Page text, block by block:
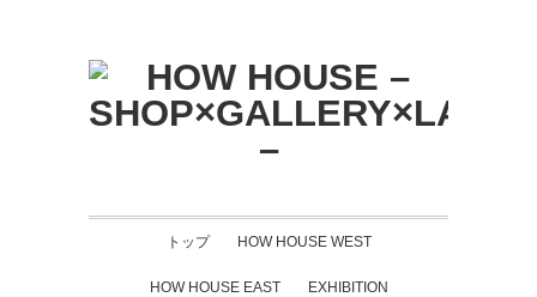
トップ HOW HOUSE WEST
HOW HOUSE EAST EXHIBITION